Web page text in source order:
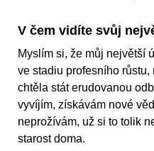
V čem vidíte svůj
Myslím si, že můj největší
ve stadiu profesního
chtěla stát erudovanou
vyvíjím, získávám nové
neprožívám, už si to tolik
starost doma.